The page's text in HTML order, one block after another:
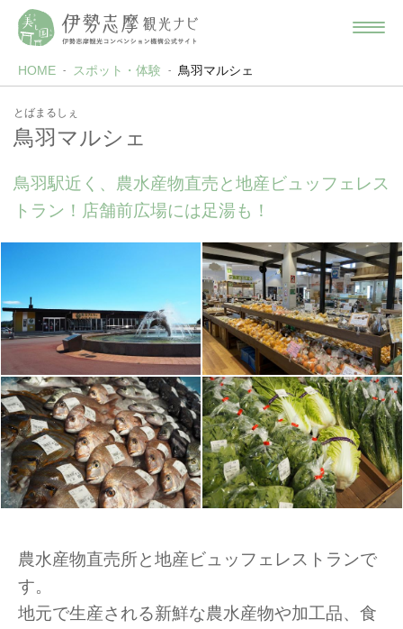
HOME スポット・体験 鳥羽マルシェ
とばまるしぇ
鳥羽マルシェ
鳥羽駅近く、農水産物直売と地産ビュッフェレス
トラン！店舗前広場には足湯も！
農水産物直売所と地産ビュッフェレストランで
す。
地元で生産される新鮮な農水産物や加工品、食